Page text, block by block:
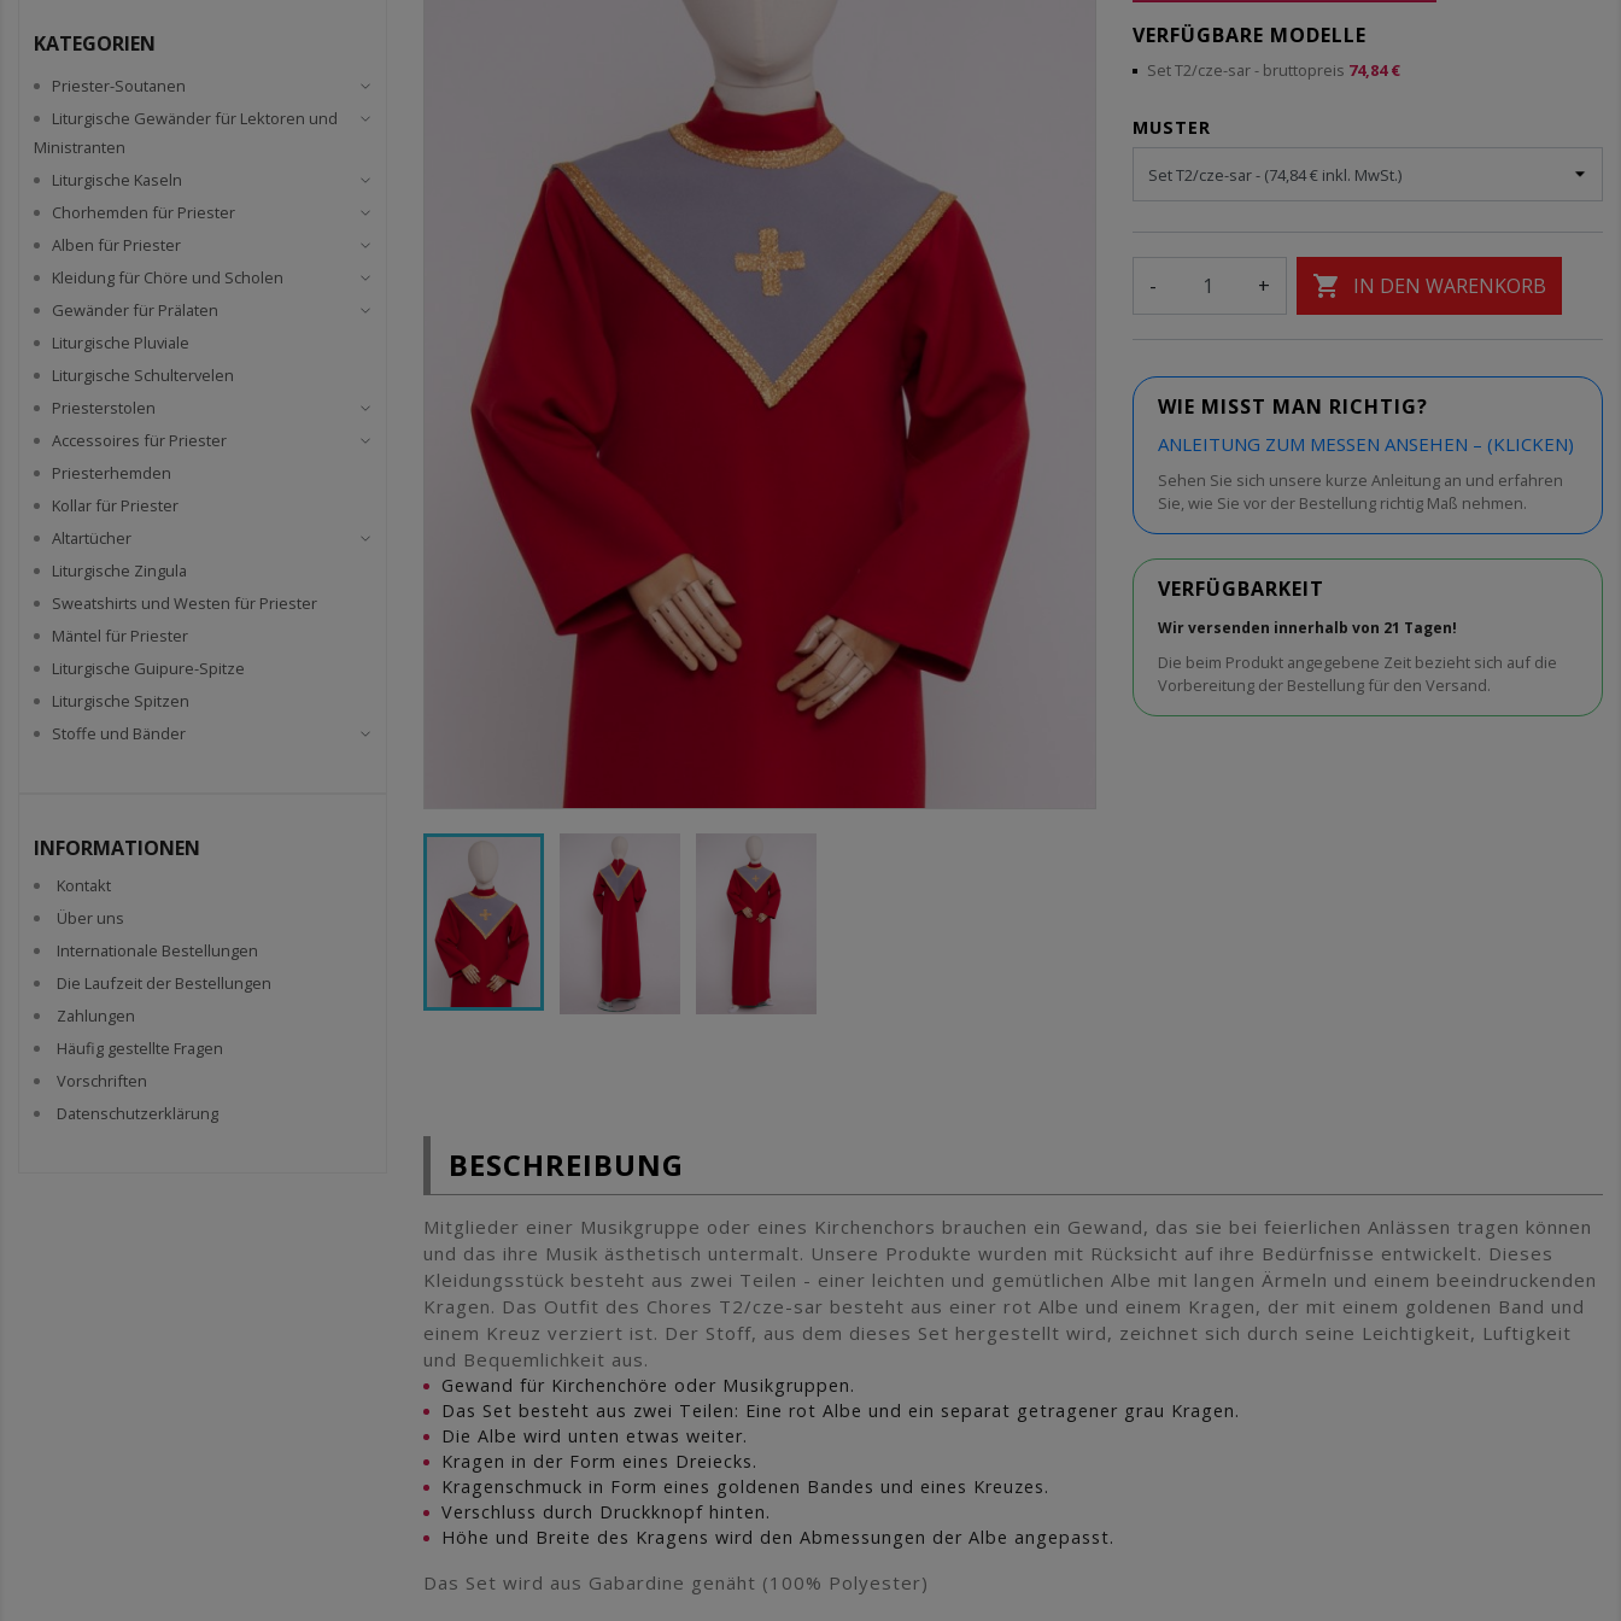
KATEGORIEN
Priester-Soutanen
Liturgische Gewänder für Lektoren und
Ministranten
Liturgische Kaseln
Chorhemden für Priester
Alben für Priester
Kleidung für Chöre und Scholen
Gewänder für Prälaten
Liturgische Pluviale
Liturgische Schultervelen
Priesterstolen
Accessoires für Priester
Priesterhemden
Kollar für Priester
Altartücher
Liturgische Zingula
Sweatshirts und Westen für Priester
Mäntel für Priester
Liturgische Guipure-Spitze
Liturgische Spitzen
Stoffe und Bänder
INFORMATIONEN
Kontakt
Über uns
Internationale Bestellungen
Die Laufzeit der Bestellungen
Zahlungen
Häufig gestellte Fragen
Vorschriften
Datenschutzerklärung
VERFÜGBARE MODELLE
Set T2/cze-sar- bruttopreis 74,84 €
MUSTER
- +  IN DEN WARENKORB
WIE MISST MAN RICHTIG?
ANLEITUNG ZUM MESSEN ANSEHEN – (KLICKEN)
Sehen Sie sich unsere kurze Anleitung an und erfahren
Sie, wie Sie vor der Bestellung richtig Maß nehmen.
VERFÜGBARKEIT
Wir versenden innerhalb von 21 Tagen!
Die beim Produkt angegebene Zeit bezieht sich auf die
Vorbereitung der Bestellung für den Versand.
BESCHREIBUNG
Mitglieder einer Musikgruppe oder eines Kirchenchors brauchen ein Gewand, das sie bei feierlichen Anlässen tragen können
und das ihre Musik ästhetisch untermalt. Unsere Produkte wurden mit Rücksicht auf ihre Bedürfnisse entwickelt. Dieses
Kleidungsstück besteht aus zwei Teilen - einer leichten und gemütlichen Albe mit langen Ärmeln und einem beeindruckenden
Kragen. Das Outfit des Chores T2/cze-sar besteht aus einer rot Albe und einem Kragen, der mit einem goldenen Band und
einem Kreuz verziert ist. Der Stoff, aus dem dieses Set hergestellt wird, zeichnet sich durch seine Leichtigkeit, Luftigkeit
und Bequemlichkeit aus.
Gewand für Kirchenchöre oder Musikgruppen.
Das Set besteht aus zwei Teilen: Eine rot Albe und ein separat getragener grau Kragen.
Die Albe wird unten etwas weiter.
Kragen in der Form eines Dreiecks.
Kragenschmuck in Form eines goldenen Bandes und eines Kreuzes.
Verschluss durch Druckknopf hinten.
Höhe und Breite des Kragens wird den Abmessungen der Albe angepasst.
Das Set wird aus Gabardine genäht (100% Polyester)